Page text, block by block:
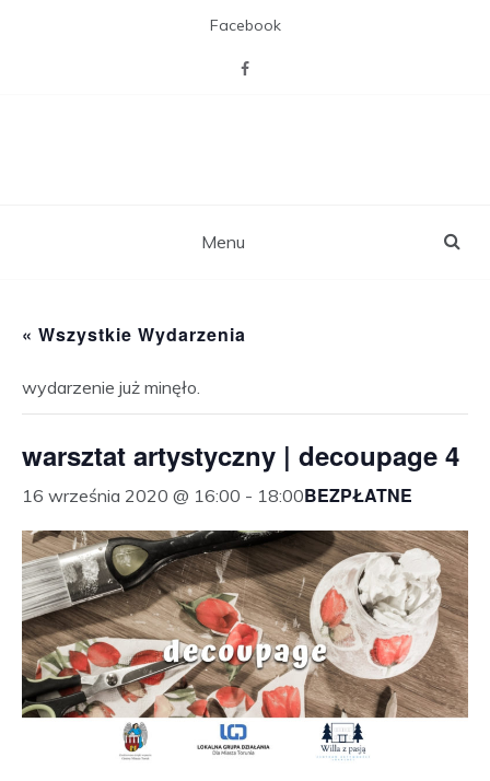
Facebook
rekreacji i aktywizacji.
Menu
« Wszystkie Wydarzenia
wydarzenie już minęło.
warsztat artystyczny | decoupage 4
16 września 2020 @ 16:00 - 18:00BEZPŁATNE